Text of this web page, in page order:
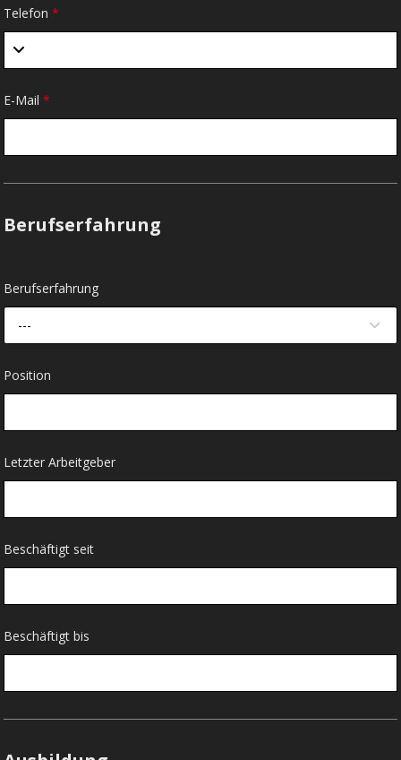
Telefon*
E-Mail*
Berufserfahrung
Berufserfahrung
---
Position
Letzter Arbeitgeber
Beschäftigt seit
Beschäftigt bis